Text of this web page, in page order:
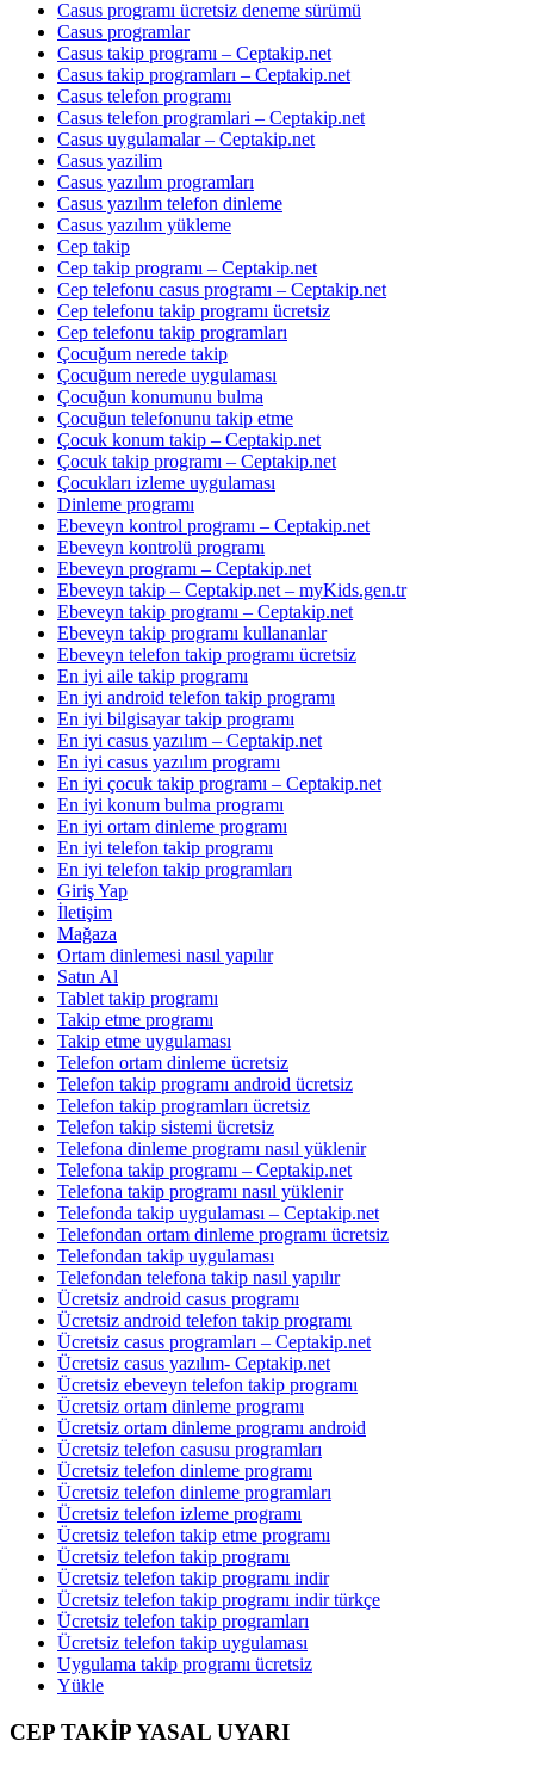
Casus programı ücretsiz deneme sürümü
Casus programlar
Casus takip programı – Ceptakip.net
Casus takip programları – Ceptakip.net
Casus telefon programı
Casus telefon programlari – Ceptakip.net
Casus uygulamalar – Ceptakip.net
Casus yazilim
Casus yazılım programları
Casus yazılım telefon dinleme
Casus yazılım yükleme
Cep takip
Cep takip programı – Ceptakip.net
Cep telefonu casus programı – Ceptakip.net
Cep telefonu takip programı ücretsiz
Cep telefonu takip programları
Çocuğum nerede takip
Çocuğum nerede uygulaması
Çocuğun konumunu bulma
Çocuğun telefonunu takip etme
Çocuk konum takip – Ceptakip.net
Çocuk takip programı – Ceptakip.net
Çocukları izleme uygulaması
Dinleme programı
Ebeveyn kontrol programı – Ceptakip.net
Ebeveyn kontrolü programı
Ebeveyn programı – Ceptakip.net
Ebeveyn takip – Ceptakip.net – myKids.gen.tr
Ebeveyn takip programı – Ceptakip.net
Ebeveyn takip programı kullananlar
Ebeveyn telefon takip programı ücretsiz
En iyi aile takip programı
En iyi android telefon takip programı
En iyi bilgisayar takip programı
En iyi casus yazılım – Ceptakip.net
En iyi casus yazılım programı
En iyi çocuk takip programı – Ceptakip.net
En iyi konum bulma programı
En iyi ortam dinleme programı
En iyi telefon takip programı
En iyi telefon takip programları
Giriş Yap
İletişim
Mağaza
Ortam dinlemesi nasıl yapılır
Satın Al
Tablet takip programı
Takip etme programı
Takip etme uygulaması
Telefon ortam dinleme ücretsiz
Telefon takip programı android ücretsiz
Telefon takip programları ücretsiz
Telefon takip sistemi ücretsiz
Telefona dinleme programı nasıl yüklenir
Telefona takip programı – Ceptakip.net
Telefona takip programı nasıl yüklenir
Telefonda takip uygulaması – Ceptakip.net
Telefondan ortam dinleme programı ücretsiz
Telefondan takip uygulaması
Telefondan telefona takip nasıl yapılır
Ücretsiz android casus programı
Ücretsiz android telefon takip programı
Ücretsiz casus programları – Ceptakip.net
Ücretsiz casus yazılım- Ceptakip.net
Ücretsiz ebeveyn telefon takip programı
Ücretsiz ortam dinleme programı
Ücretsiz ortam dinleme programı android
Ücretsiz telefon casusu programları
Ücretsiz telefon dinleme programı
Ücretsiz telefon dinleme programları
Ücretsiz telefon izleme programı
Ücretsiz telefon takip etme programı
Ücretsiz telefon takip programı
Ücretsiz telefon takip programı indir
Ücretsiz telefon takip programı indir türkçe
Ücretsiz telefon takip programları
Ücretsiz telefon takip uygulaması
Uygulama takip programı ücretsiz
Yükle
CEP TAKİP YASAL UYARI